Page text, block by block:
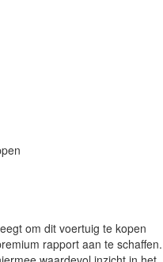
om dit voertuig te kopen
rapport aan te schaffen.